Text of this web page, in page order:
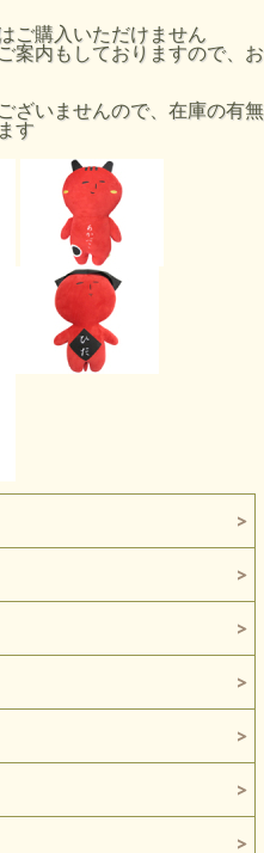
ご購入いただけません
案内もしておりますので、お
ざいませんので、在庫の有無
す